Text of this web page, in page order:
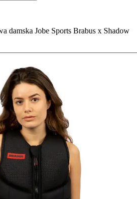
damska Jobe Sports Brabus x Shadow